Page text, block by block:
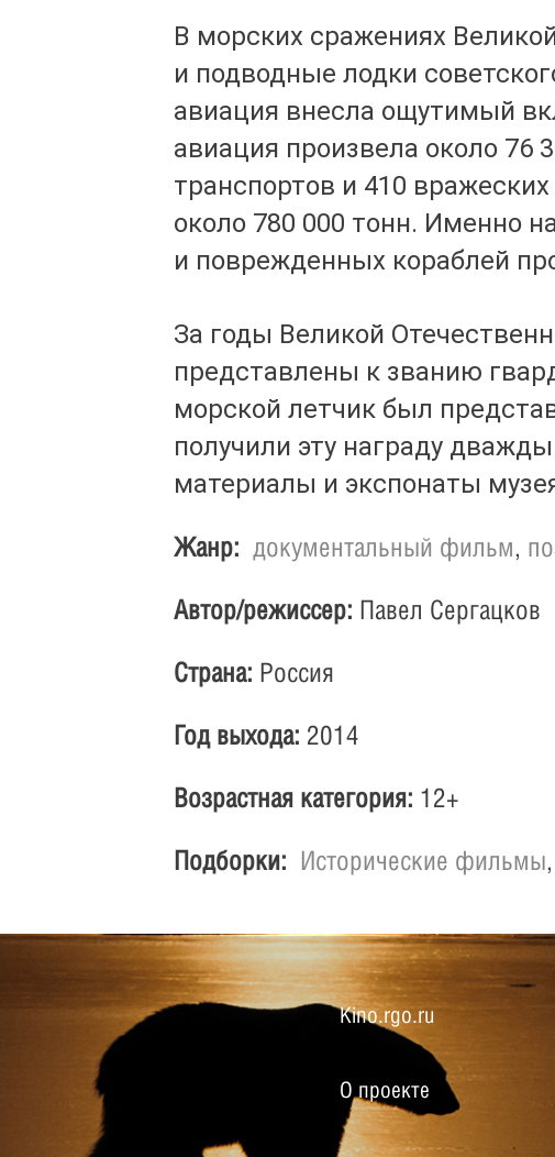
В морских сражениях
и подводные лодки
авиация внесла ощутимый
авиация произвела около 76
транспортов и 410
около 780 000 тонн. Именно
и поврежденных кораблей
За годы Великой
представлены к званию
морской летчик был
получили эту награду
материалы и экспонаты
Жанр: документальный фильм,
Автор/режиссер: Павел Сергацков
Страна: Россия
Год выхода: 2014
Возрастная категория: 12+
Подборки: Исторические фильмы,
Kino.rgo.ru
О проекте